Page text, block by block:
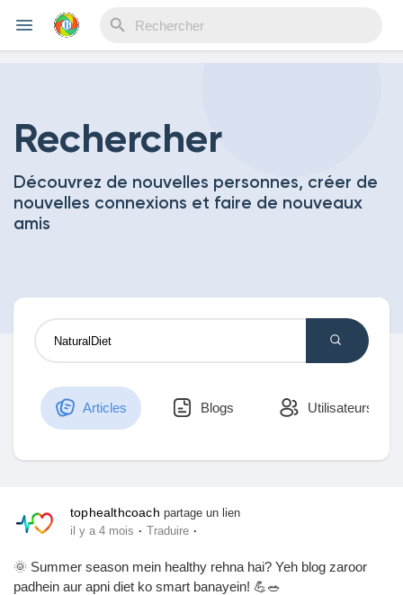
Découvrir Evènements
Découvrir Blogs
Mes Articles
Rechercher
Découvrez de nouvelles personnes, créer de
nouvelles connexions et faire de nouveaux
amis
Articles Blogs Utilisateurs
tophealthcoach partage un lien
il y a 4 mois · Traduire ·
🌞 Summer season mein healthy rehna hai? Yeh blog zaroor
padhein aur apni diet ko smart banayein! 💪🥗